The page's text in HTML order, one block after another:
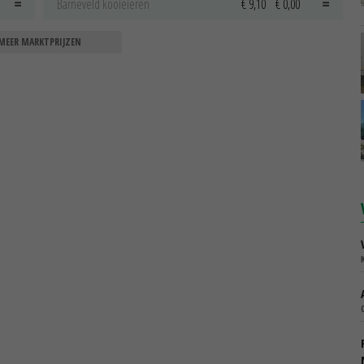
Barneveld kooieieren € 9,10 € 0,00
MARKTPRIJZEN